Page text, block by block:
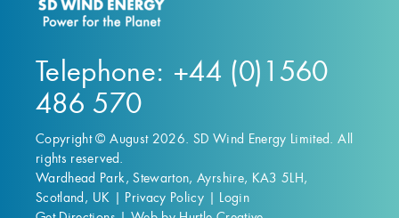
Telephone: +44 (0)1560
486 570
Copyright © August 2026. SD Wind Energy Limited. All
rights reserved.
Wardhead Park, Stewarton, Ayrshire, KA3 5LH,
Scotland, UK | Privacy Policy | Login